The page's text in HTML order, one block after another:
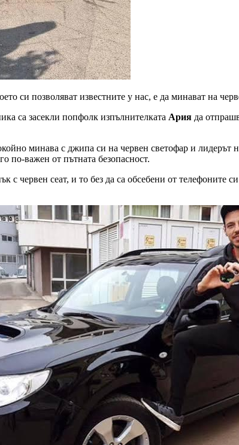
си позволяват известните у нас, е да минават на
са засекли попфолк изпълнителката Ария да
минава с джипа си на червен светофар и лидерът
по-важен от пътната безопасност.
с червен сеат, и то без да са обсебени от